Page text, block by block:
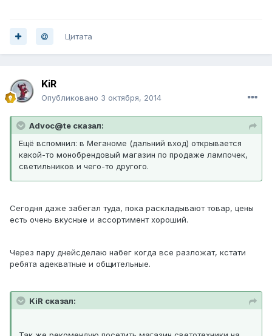
Цитата
KiR
Опубликовано 3 октября, 2014
Advoc@te сказал:
Ещё вспомнил: в Меганоме (дальний вход) открывается
какой-то монобрендовый магазин по продаже лампочек,
светильников и чего-то другого.
Сегодня даже забегал туда, пока раскладывают товар, цены
есть очень вкусные и ассортимент хороший.
Через пару днейсделаю набег когда все разложат, кстати
ребята адекватные и общительные.
KiR сказал: